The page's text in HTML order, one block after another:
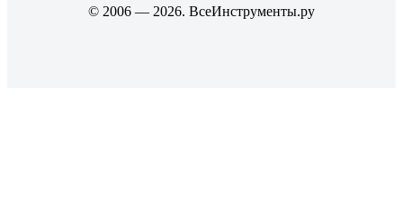
© 2006 — 2026. ВсеИнструменты.ру